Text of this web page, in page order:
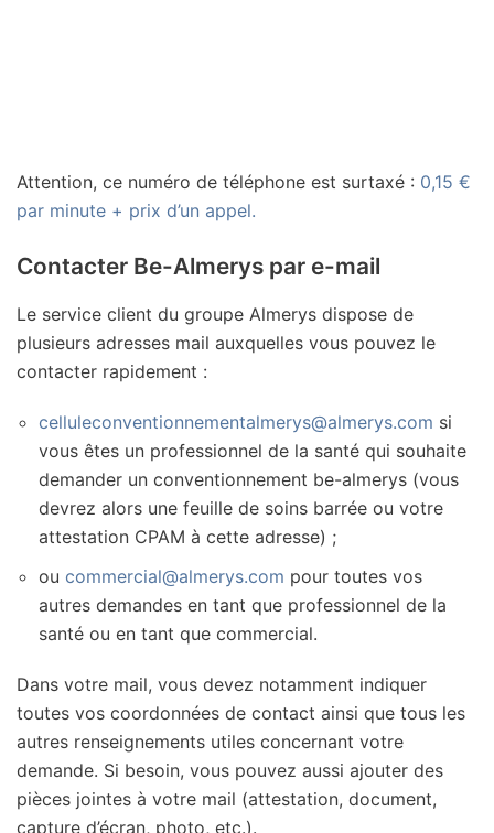
Attention, ce numéro de téléphone est surtaxé : 0,15 €
par minute + prix d’un appel.
Contacter Be-Almerys par e-mail
Le service client du groupe Almerys dispose de
plusieurs adresses mail auxquelles vous pouvez le
contacter rapidement :
celluleconventionnementalmerys@almerys.com si
vous êtes un professionnel de la santé qui souhaite
demander un conventionnement be-almerys (vous
devrez alors une feuille de soins barrée ou votre
attestation CPAM à cette adresse) ;
ou commercial@almerys.com pour toutes vos
autres demandes en tant que professionnel de la
santé ou en tant que commercial.
Dans votre mail, vous devez notamment indiquer
toutes vos coordonnées de contact ainsi que tous les
autres renseignements utiles concernant votre
demande. Si besoin, vous pouvez aussi ajouter des
pièces jointes à votre mail (attestation, document,
capture d’écran, photo, etc.).